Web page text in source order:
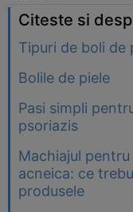
Citeste si
Tipuri de boli de
Bolile de piele
Pasi simpli
psoriazis
Machiajul
acneica: ce
produsele